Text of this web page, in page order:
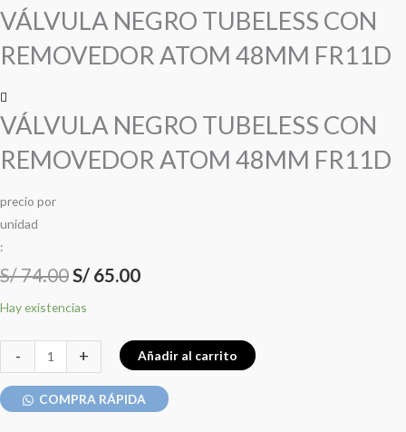
VÁLVULA NEGRO TUBELESS CON
REMOVEDOR ATOM 48MM FR11D
VÁLVULA NEGRO TUBELESS CON
REMOVEDOR ATOM 48MM FR11D
precio por
unidad
:
S/74.00
precio
original
S/ 74.00.
S/ 65.00
precio
actual
S/ 65.00.
Hay existencias
-
TUBELESS
REMOVEDOR
48MM
FR11D
cantidad
+ Añadir al carrito
COMPRA RÁPIDA
precio
original
S/ 74.00.
precio
actual
S/ 65.00.